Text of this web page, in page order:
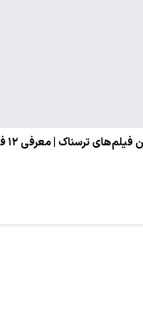
ترسناک | معرفی ۱۲ فیلم ترسناک برتر تاریخ،…